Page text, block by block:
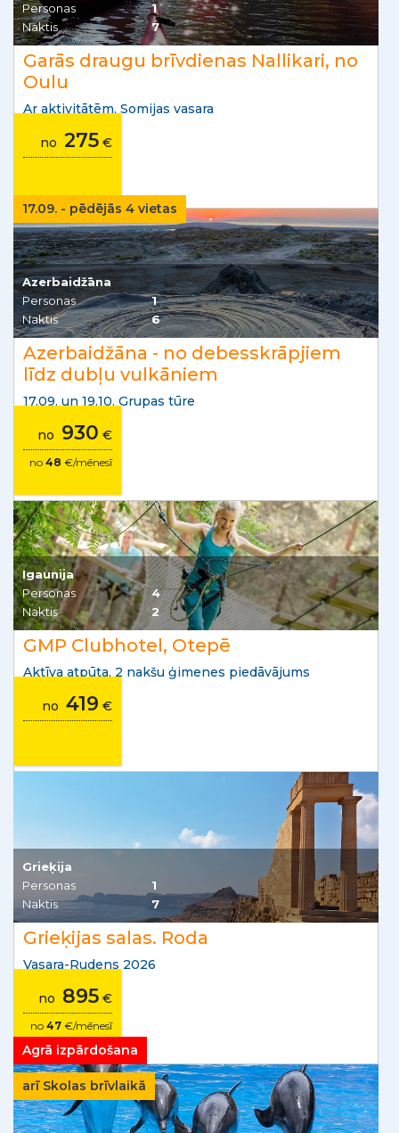
Personas
1
Naktis
7
Garās draugu brīvdienas Nallikari, no
Oulu
Ar aktivitātēm. Somijas vasara
no 275 €
17.09. - pēdējās 4 vietas
Azerbaidžāna
Personas
1
Naktis
6
Azerbaidžāna - no debesskrāpjiem
līdz dubļu vulkāniem
17.09. un 19.10. Grupas tūre
no 930 €
no 48 €/mēnesī
Igaunija
Personas
4
Naktis
2
GMP Clubhotel, Otepē
Aktīva atpūta, 2 nakšu ģimenes piedāvājums
no 419 €
Grieķija
Personas
1
Naktis
7
Grieķijas salas. Roda
Vasara-Rudens 2026
no 895 €
no 47 €/mēnesī
Agrā izpārdošana
arī Skolas brīvlaikā